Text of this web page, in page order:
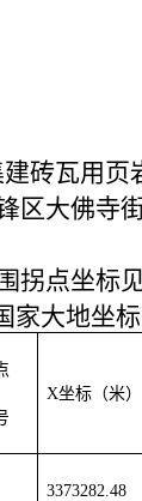
砖瓦用页
区大佛寺
拐点坐标见
大地坐标
X坐标（米）
3373282.48